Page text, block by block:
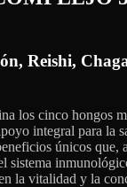
Reishi,
los cinco hongos
integral para la
únicos que,
sistema
la vitalidad y la